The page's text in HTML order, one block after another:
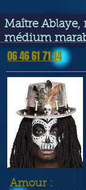
Maître
médium
06 46 61 71 14
​Amour :